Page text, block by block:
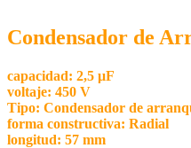
Condensador de
capacidad: 2,5 μF
voltaje: 450 V
Tipo: Condensador de
forma constructiva: Radial
longitud: 57 mm